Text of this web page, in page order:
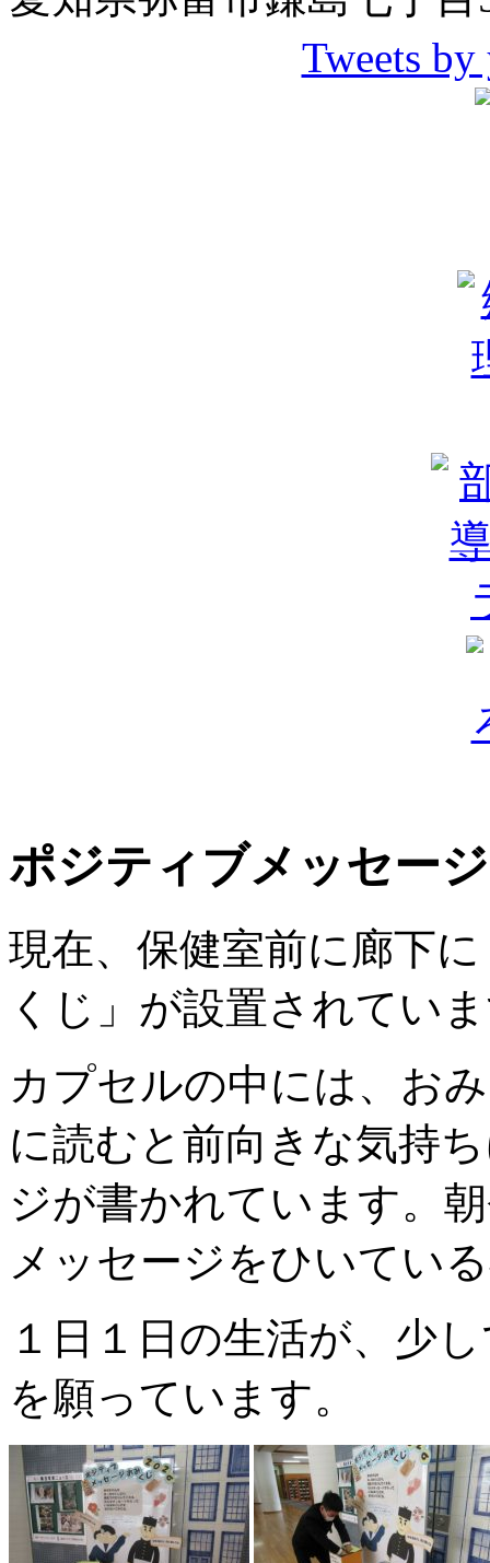
Tweets
ポジティブメッセー
現在、保健室前に廊下
くじ」が設置されてい
カプセルの中には、お
に読むと前向きな気持
ジが書かれています。
メッセージをひいてい
１日１日の生活が、少
を願っています。